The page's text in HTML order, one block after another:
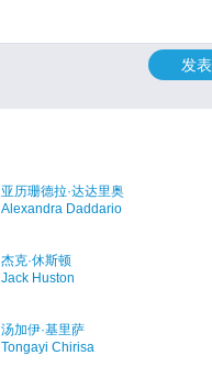
发表
亚历珊德拉·达达里奥
Alexandra Daddario
杰克·休斯顿
Jack Huston
汤加伊·基里萨
Tongayi Chirisa